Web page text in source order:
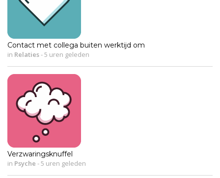
Contact met collega buiten werktijd om
in Relaties-5 uren geleden
Verzwaringsknuffel
in Psyche -5 uren geleden